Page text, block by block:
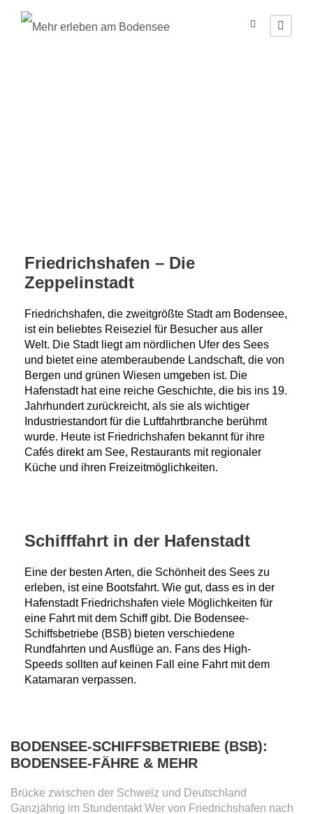
Friedrichshafen – Die
Zeppelinstadt
Friedrichshafen, die zweitgrößte Stadt am Bodensee,
ist ein beliebtes Reiseziel für Besucher aus aller
Welt. Die Stadt liegt am nördlichen Ufer des Sees
und bietet eine atemberaubende Landschaft, die von
Bergen und grünen Wiesen umgeben ist. Die
Hafenstadt hat eine reiche Geschichte, die bis ins 19.
Jahrhundert zurückreicht, als sie als wichtiger
Industriestandort für die Luftfahrtbranche berühmt
wurde. Heute ist Friedrichshafen bekannt für ihre
Cafés direkt am See, Restaurants mit regionaler
Küche und ihren Freizeitmöglichkeiten.
Schifffahrt in der Hafenstadt
Eine der besten Arten, die Schönheit des Sees zu
erleben, ist eine Bootsfahrt. Wie gut, dass es in der
Hafenstadt Friedrichshafen viele Möglichkeiten für
eine Fahrt mit dem Schiff gibt. Die Bodensee-
Schiffsbetriebe (BSB) bieten verschiedene
Rundfahrten und Ausflüge an. Fans des High-
Speeds sollten auf keinen Fall eine Fahrt mit dem
Katamaran verpassen.
BODENSEE-SCHIFFSBETRIEBE (BSB):
BODENSEE-FÄHRE & MEHR
Brücke zwischen der Schweiz und Deutschland
Ganzjährig im Stundentakt Wer von Friedrichshafen nach